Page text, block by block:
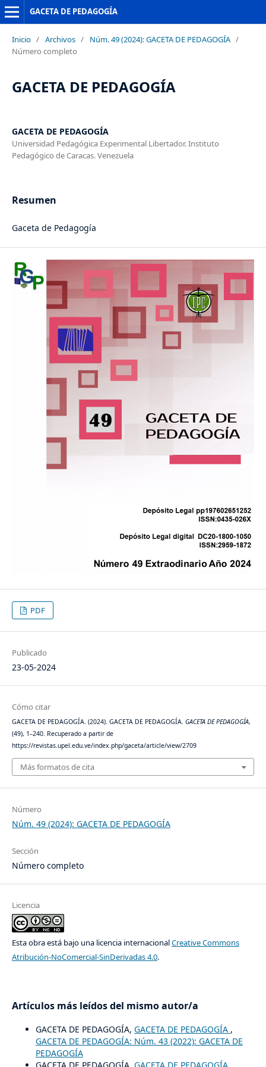
GACETA DE PEDAGOGÍA
Inicio / Archivos / Núm. 49 (2024): GACETA DE PEDAGOGÍA /
Número completo
GACETA DE PEDAGOGÍA
GACETA DE PEDAGOGÍA
Universidad Pedagógica Experimental Libertador. Instituto
Pedagógico de Caracas. Venezuela
Resumen
Gaceta de Pedagogía
PDF
Publicado
23-05-2024
Cómo citar
GACETA DE PEDAGOGÍA. (2024). GACETA DE PEDAGOGÍA. GACETA DE PEDAGOGÍA,
(49), 1–240. Recuperado a partir de
https://revistas.upel.edu.ve/index.php/gaceta/article/view/2709
Más formatos de cita
Número
Núm. 49 (2024): GACETA DE PEDAGOGÍA
Sección
Número completo
Licencia
Esta obra está bajo una licencia internacionalCreative Commons
Atribución-NoComercial-SinDerivadas 4.0.
Artículos más leídos del mismo autor/a
GACETA DE PEDAGOGÍA, GACETA DE PEDAGOGÍA ,
GACETA DE PEDAGOGÍA: Núm. 43 (2022): GACETA DE
PEDAGOGÍA